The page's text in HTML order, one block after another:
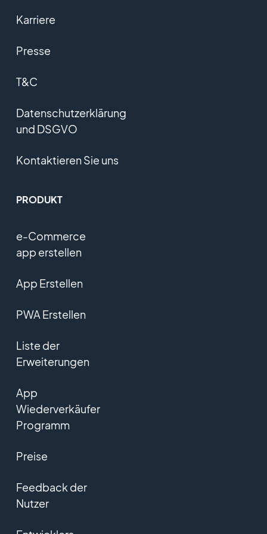
Karriere
Presse
T&C
Datenschutzerklärung
und DSGVO
Kontaktieren Sie uns
PRODUKT
e-Commerce
app erstellen
App Erstellen
PWA Erstellen
Liste der
Erweiterungen
App
Wiederverkäufer
Programm
Preise
Feedback der
Nutzer